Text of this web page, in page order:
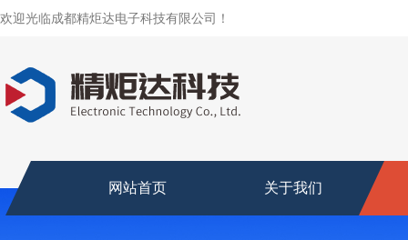
欢迎光临成都精炬达电子科技有限公司！
网站首页 关于我们